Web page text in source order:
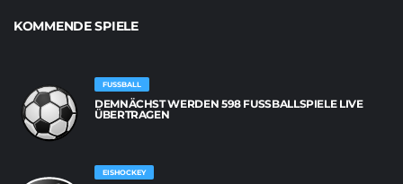
KOMMENDE SPIELE
FUSSBALL
DEMNÄCHST WERDEN 598 FUSSBALLSPIELE LIVE Ü
BERTRAGEN
EISHOCKEY